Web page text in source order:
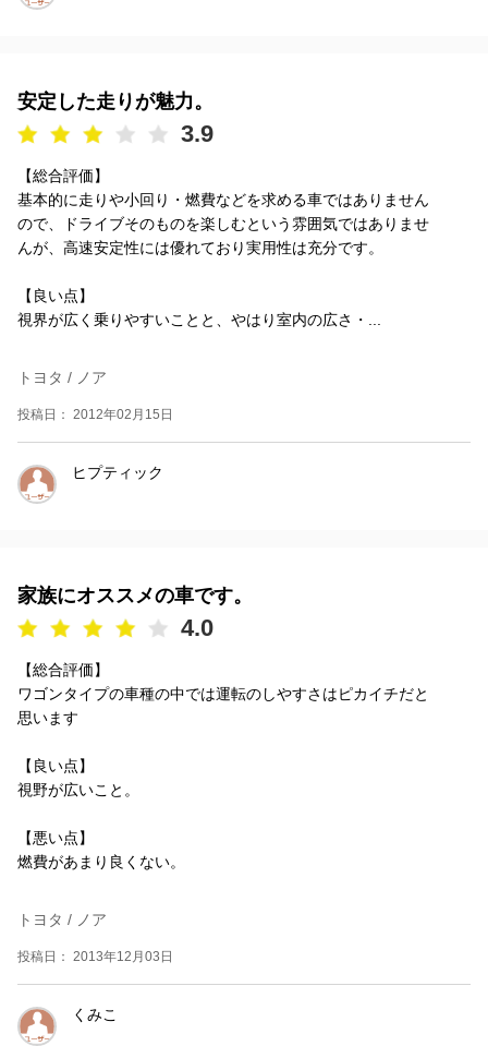
安定した走りが魅力。
3.9
【総合評価】
基本的に走りや小回り・燃費などを求める車ではありません
ので、ドライブそのものを楽しむという雰囲気ではありませ
んが、高速安定性には優れており実用性は充分です。
【良い点】
視界が広く乗りやすいことと、やはり室内の広さ・...
トヨタ / ノア
投稿日： 2012年02月15日
ヒプティック
家族にオススメの車です。
4.0
【総合評価】
ワゴンタイプの車種の中では運転のしやすさはピカイチだと
思います
【良い点】
視野が広いこと。
【悪い点】
燃費があまり良くない。
トヨタ / ノア
投稿日： 2013年12月03日
くみこ